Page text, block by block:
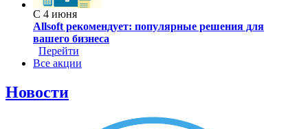
С 4 июня
Allsoft рекомендует: популярные решения для
вашего бизнеса
Перейти
Все акции
Новости